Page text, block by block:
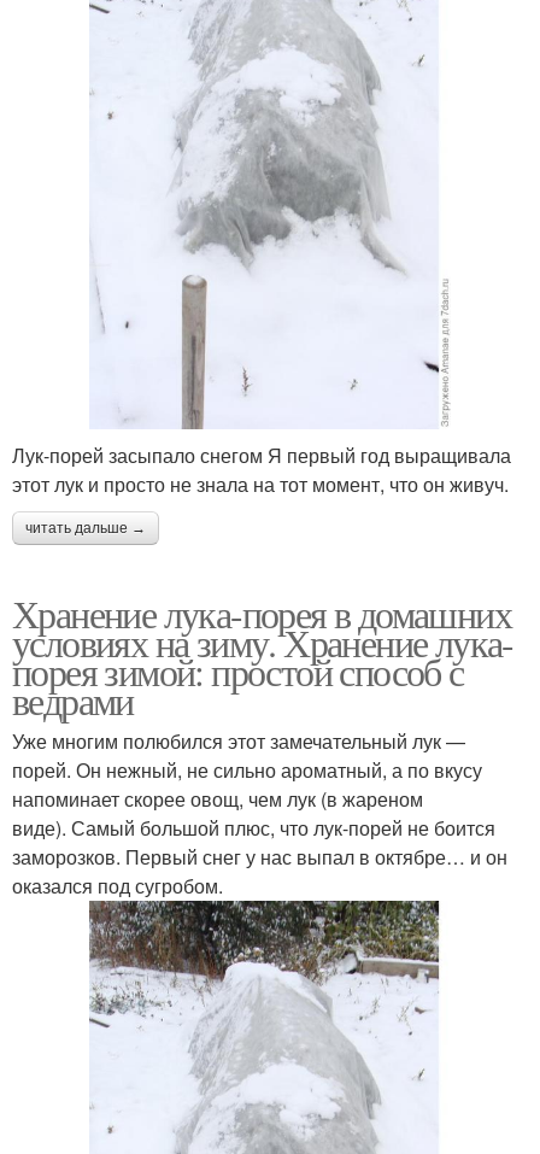
Лук-порей засыпало снегом Я первый год выращивала
этот лук и просто не знала на тот момент, что он живуч.
читать дальше →
Хранение лука-порея в домашних
условиях на зиму. Хранение лука-
порея зимой: простой способ с
ведрами
Уже многим полюбился этот замечательный лук —
порей. Он нежный, не сильно ароматный, а по вкусу
напоминает скорее овощ, чем лук (в жареном
виде). Самый большой плюс, что лук-порей не боится
заморозков. Первый снег у нас выпал в октябре… и он
оказался под сугробом.